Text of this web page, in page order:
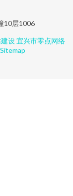
10层1006
设宜兴市零点网络
Sitemap